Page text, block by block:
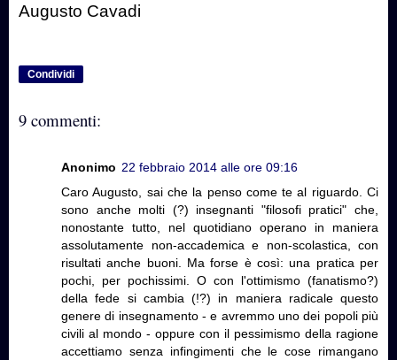
Augusto Cavadi
Condividi
9 commenti:
Anonimo 22 febbraio 2014 alle ore 09:16
Caro Augusto, sai che la penso come te al riguardo. Ci
sono anche molti (?) insegnanti "filosofi pratici" che,
nonostante tutto, nel quotidiano operano in maniera
assolutamente non-accademica e non-scolastica, con
risultati anche buoni. Ma forse è così: una pratica per
pochi, per pochissimi. O con l'ottimismo (fanatismo?)
della fede si cambia (!?) in maniera radicale questo
genere di insegnamento - e avremmo uno dei popoli più
civili al mondo - oppure con il pessimismo della ragione
accettiamo senza infingimenti che le cose rimangano